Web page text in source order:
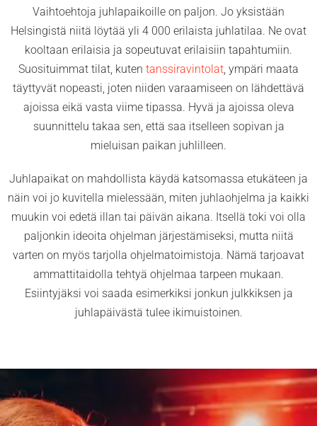
Vaihtoehtoja juhlapaikoille on paljon. Jo yksistään
Helsingistä niitä löytää yli 4 000 erilaista juhlatilaa. Ne ovat
kooltaan erilaisia ja sopeutuvat erilaisiin tapahtumiin.
Suosituimmat tilat, kuten tanssiravintolat, ympäri maata
täyttyvät nopeasti, joten niiden varaamiseen on lähdettävä
ajoissa eikä vasta viime tipassa. Hyvä ja ajoissa oleva
suunnittelu takaa sen, että saa itselleen sopivan ja
mieluisan paikan juhlilleen.
Juhlapaikat on mahdollista käydä katsomassa etukäteen ja
näin voi jo kuvitella mielessään, miten juhlaohjelma ja kaikki
muukin voi edetä illan tai päivän aikana. Itsellä toki voi olla
paljonkin ideoita ohjelman järjestämiseksi, mutta niitä
varten on myös tarjolla ohjelmatoimistoja. Nämä tarjoavat
ammattitaidolla tehtyä ohjelmaa tarpeen mukaan.
Esiintyjäksi voi saada esimerkiksi jonkun julkkiksen ja
juhlapäivästä tulee ikimuistoinen.